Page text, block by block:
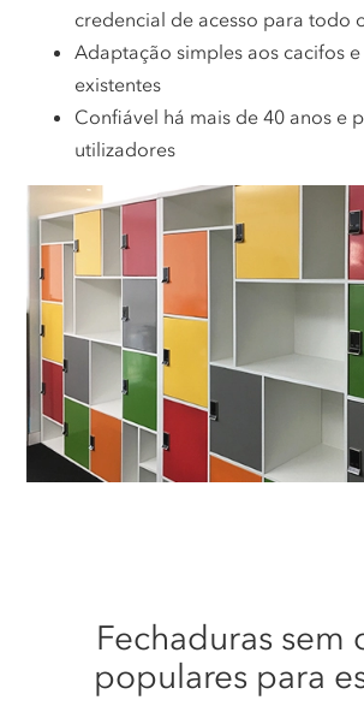
credencial de acesso para todo
Adaptação simples aos cacifos
existentes
Confiável há mais de 40 anos e
utilizadores
Fechaduras sem
populares para